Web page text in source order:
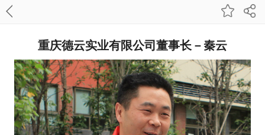
重庆德云实业有限公司董事长－秦云